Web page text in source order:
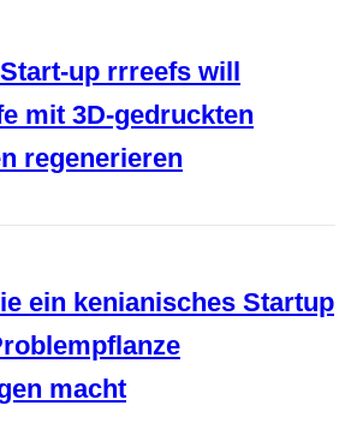
up rrreefs will
mit 3D-gedruckten
regenerieren
ein kenianisches Startup
macht